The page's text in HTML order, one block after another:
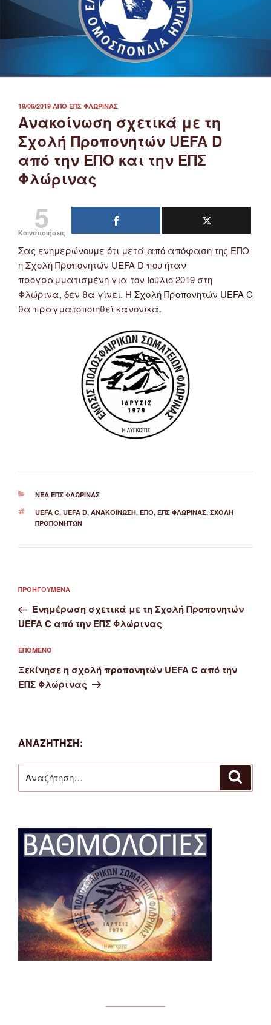
ΔΗΜΟΣΙΕΎΤΗΚΕ
ΣΤΙΣ
19/06/2019 ΑΠΌ ΕΠΣ ΦΛΏΡΙΝΑΣ
Ανακοίνωση σχετικά με τη
Σχολή Προπονητών UEFA D
από την ΕΠΟ και την ΕΠΣ
Φλώρινας
5
Κοινοποιήσεις
Σας ενημερώνουμε ότι μετά από απόφαση της ΕΠΟ
η Σχολή Προπονητών UEFA D που ήταν
προγραμματισμένη για τον Ιούλιο 2019 στη
Φλώρινα, δεν θα γίνει. Η Σχολή Προπονητών UEFA C
θα πραγματοποιηθεί κανονικά.
ΚΑΤΗΓΟΡΊΕΣ
ΝΈΑ ΕΠΣ ΦΛΏΡΙΝΑΣ
ΕΤΙΚΈΤΕΣ
UEFA C, UEFA D, ΑΝΑΚΟΊΝΩΣΗ, ΕΠΟ, ΕΠΣ ΦΛΏΡΙΝΑΣ, ΣΧΟΛΉ
ΠΡΟΠΟΝΗΤΏΝ
άρθρων
Προηγούμενο
άρθρο
ΠΡΟΗΓΟΎΜΕΝΑ
Ενημέρωση σχετικά με τη Σχολή Προπονητών
UEFA C από την ΕΠΣ Φλώρινας
Επόμενο
άρθρο
ΕΠΌΜΕΝΟ
Ξεκίνησε η σχολή προπονητών UEFA C από την
ΕΠΣ Φλώρινας
ΑΝΑΖΉΤΗΣΗ:
για: